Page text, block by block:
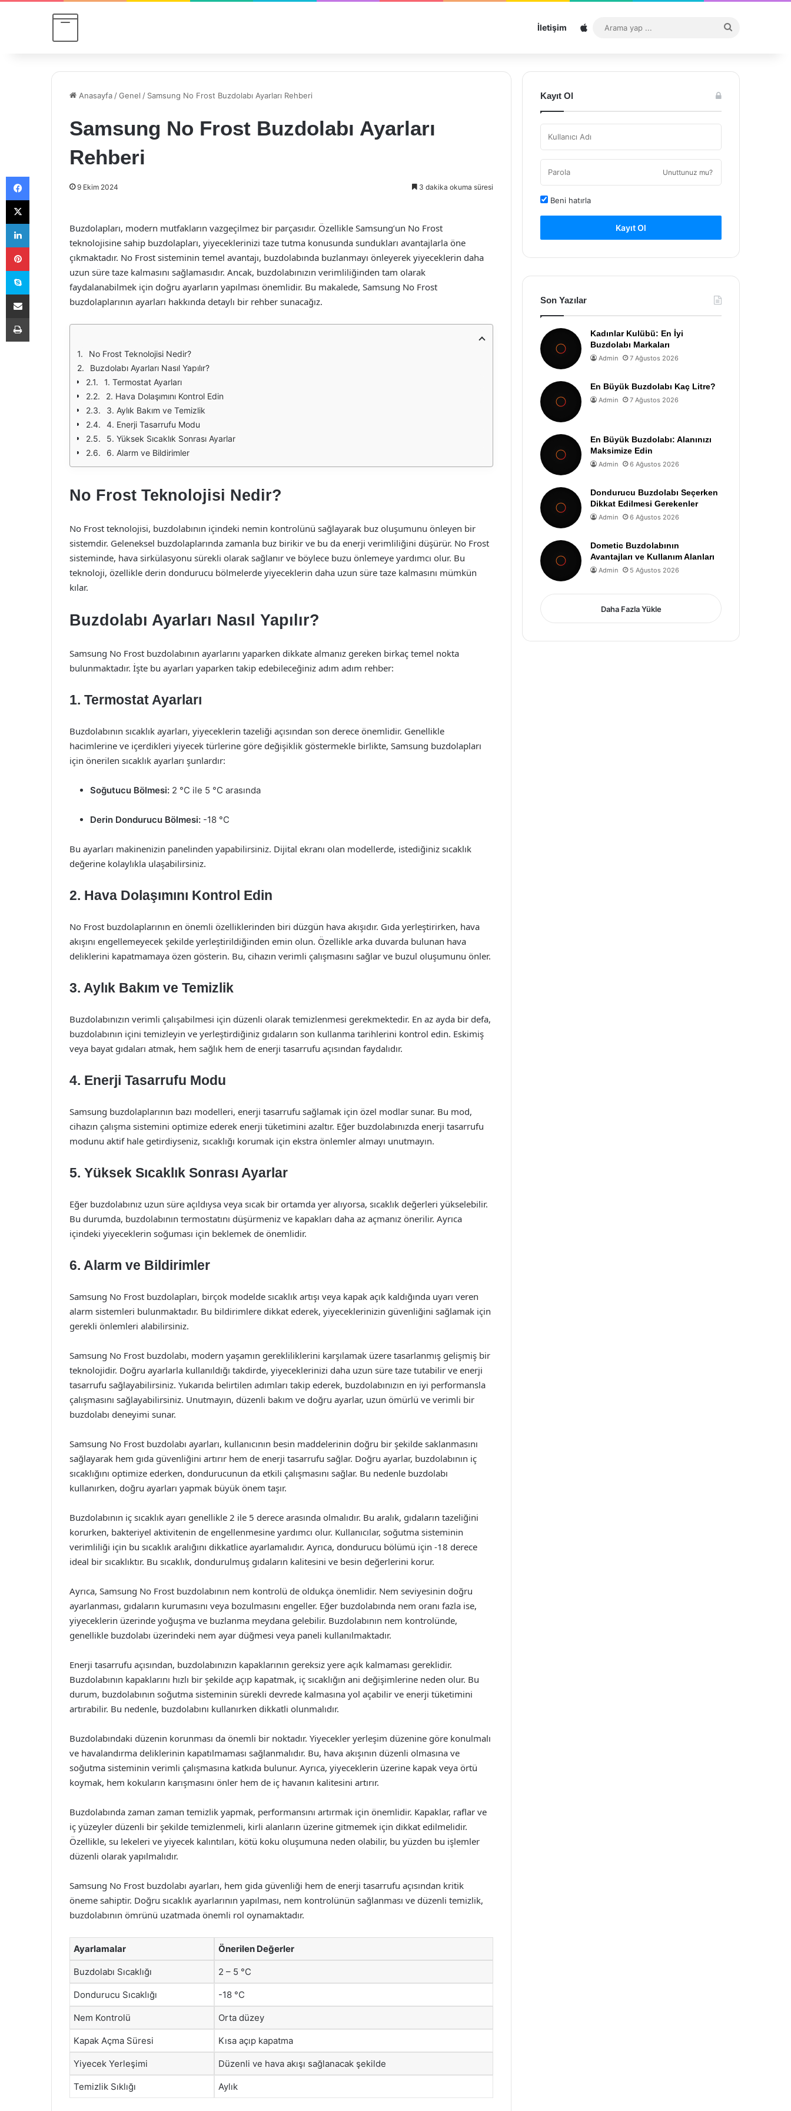
İletişim Sitemap
...
Anasayfa /Genel / Samsung No Frost Buzdolabı Ayarları Rehberi
Samsung No Frost Buzdolabı Ayarları
Rehberi
9 Ekim 2024 3 dakika okuma süresi
Buzdolapları, modern mutfakların vazgeçilmez bir parçasıdır. Özellikle Samsung’un No Frost
teknolojisine sahip buzdolapları, yiyeceklerinizi taze tutma konusunda sundukları avantajlarla öne
çıkmaktadır. No Frost sisteminin temel avantajı, buzdolabında buzlanmayı önleyerek yiyeceklerin daha
uzun süre taze kalmasını sağlamasıdır. Ancak, buzdolabınızın verimliliğinden tam olarak
faydalanabilmek için doğru ayarların yapılması önemlidir. Bu makalede, Samsung No Frost
buzdolaplarının ayarları hakkında detaylı bir rehber sunacağız.
No Frost Teknolojisi Nedir?
Buzdolabı Ayarları Nasıl Yapılır?
1. Termostat Ayarları
2. Hava Dolaşımını Kontrol Edin
3. Aylık Bakım ve Temizlik
4. Enerji Tasarrufu Modu
5. Yüksek Sıcaklık Sonrası Ayarlar
6. Alarm ve Bildirimler
No Frost Teknolojisi Nedir?
No Frost teknolojisi, buzdolabının içindeki nemin kontrolünü sağlayarak buz oluşumunu önleyen bir
sistemdir. Geleneksel buzdolaplarında zamanla buz birikir ve bu da enerji verimliliğini düşürür. No Frost
sisteminde, hava sirkülasyonu sürekli olarak sağlanır ve böylece buzu önlemeye yardımcı olur. Bu
teknoloji, özellikle derin dondurucu bölmelerde yiyeceklerin daha uzun süre taze kalmasını mümkün
kılar.
Buzdolabı Ayarları Nasıl Yapılır?
Samsung No Frost buzdolabının ayarlarını yaparken dikkate almanız gereken birkaç temel nokta
bulunmaktadır. İşte bu ayarları yaparken takip edebileceğiniz adım adım rehber:
1. Termostat Ayarları
Buzdolabının sıcaklık ayarları, yiyeceklerin tazeliği açısından son derece önemlidir. Genellikle
hacimlerine ve içerdikleri yiyecek türlerine göre değişiklik göstermekle birlikte, Samsung buzdolapları
için önerilen sıcaklık ayarları şunlardır:
Soğutucu Bölmesi: 2 °C ile 5 °C arasında
Derin Dondurucu Bölmesi: -18 °C
Bu ayarları makinenizin panelinden yapabilirsiniz. Dijital ekranı olan modellerde, istediğiniz sıcaklık
değerine kolaylıkla ulaşabilirsiniz.
2. Hava Dolaşımını Kontrol Edin
No Frost buzdolaplarının en önemli özelliklerinden biri düzgün hava akışıdır. Gıda yerleştirirken, hava
akışını engellemeyecek şekilde yerleştirildiğinden emin olun. Özellikle arka duvarda bulunan hava
deliklerini kapatmamaya özen gösterin. Bu, cihazın verimli çalışmasını sağlar ve buzul oluşumunu önler.
3. Aylık Bakım ve Temizlik
Buzdolabınızın verimli çalışabilmesi için düzenli olarak temizlenmesi gerekmektedir. En az ayda bir defa,
buzdolabının içini temizleyin ve yerleştirdiğiniz gıdaların son kullanma tarihlerini kontrol edin. Eskimiş
veya bayat gıdaları atmak, hem sağlık hem de enerji tasarrufu açısından faydalıdır.
4. Enerji Tasarrufu Modu
Samsung buzdolaplarının bazı modelleri, enerji tasarrufu sağlamak için özel modlar sunar. Bu mod,
cihazın çalışma sistemini optimize ederek enerji tüketimini azaltır. Eğer buzdolabınızda enerji tasarrufu
modunu aktif hale getirdiyseniz, sıcaklığı korumak için ekstra önlemler almayı unutmayın.
5. Yüksek Sıcaklık Sonrası Ayarlar
Eğer buzdolabınız uzun süre açıldıysa veya sıcak bir ortamda yer alıyorsa, sıcaklık değerleri yükselebilir.
Bu durumda, buzdolabının termostatını düşürmeniz ve kapakları daha az açmanız önerilir. Ayrıca
içindeki yiyeceklerin soğuması için beklemek de önemlidir.
6. Alarm ve Bildirimler
Samsung No Frost buzdolapları, birçok modelde sıcaklık artışı veya kapak açık kaldığında uyarı veren
alarm sistemleri bulunmaktadır. Bu bildirimlere dikkat ederek, yiyeceklerinizin güvenliğini sağlamak için
gerekli önlemleri alabilirsiniz.
Samsung No Frost buzdolabı, modern yaşamın gerekliliklerini karşılamak üzere tasarlanmış gelişmiş bir
teknolojidir. Doğru ayarlarla kullanıldığı takdirde, yiyeceklerinizi daha uzun süre taze tutabilir ve enerji
tasarrufu sağlayabilirsiniz. Yukarıda belirtilen adımları takip ederek, buzdolabınızın en iyi performansla
çalışmasını sağlayabilirsiniz. Unutmayın, düzenli bakım ve doğru ayarlar, uzun ömürlü ve verimli bir
buzdolabı deneyimi sunar.
Samsung No Frost buzdolabı ayarları, kullanıcının besin maddelerinin doğru bir şekilde saklanmasını
sağlayarak hem gıda güvenliğini artırır hem de enerji tasarrufu sağlar. Doğru ayarlar, buzdolabının iç
sıcaklığını optimize ederken, dondurucunun da etkili çalışmasını sağlar. Bu nedenle buzdolabı
kullanırken, doğru ayarları yapmak büyük önem taşır.
Buzdolabının iç sıcaklık ayarı genellikle 2 ile 5 derece arasında olmalıdır. Bu aralık, gıdaların tazeliğini
korurken, bakteriyel aktivitenin de engellenmesine yardımcı olur. Kullanıcılar, soğutma sisteminin
verimliliği için bu sıcaklık aralığını dikkatlice ayarlamalıdır. Ayrıca, dondurucu bölümü için -18 derece
ideal bir sıcaklıktır. Bu sıcaklık, dondurulmuş gıdaların kalitesini ve besin değerlerini korur.
Ayrıca, Samsung No Frost buzdolabının nem kontrolü de oldukça önemlidir. Nem seviyesinin doğru
ayarlanması, gıdaların kurumasını veya bozulmasını engeller. Eğer buzdolabında nem oranı fazla ise,
yiyeceklerin üzerinde yoğuşma ve buzlanma meydana gelebilir. Buzdolabının nem kontrolünde,
genellikle buzdolabı üzerindeki nem ayar düğmesi veya paneli kullanılmaktadır.
Enerji tasarrufu açısından, buzdolabınızın kapaklarının gereksiz yere açık kalmaması gereklidir.
Buzdolabının kapaklarını hızlı bir şekilde açıp kapatmak, iç sıcaklığın ani değişimlerine neden olur. Bu
durum, buzdolabının soğutma sisteminin sürekli devrede kalmasına yol açabilir ve enerji tüketimini
artırabilir. Bu nedenle, buzdolabını kullanırken dikkatli olunmalıdır.
Buzdolabındaki düzenin korunması da önemli bir noktadır. Yiyecekler yerleşim düzenine göre konulmalı
ve havalandırma deliklerinin kapatılmaması sağlanmalıdır. Bu, hava akışının düzenli olmasına ve
soğutma sisteminin verimli çalışmasına katkıda bulunur. Ayrıca, yiyeceklerin üzerine kapak veya örtü
koymak, hem kokuların karışmasını önler hem de iç havanın kalitesini artırır.
Buzdolabında zaman zaman temizlik yapmak, performansını artırmak için önemlidir. Kapaklar, raflar ve
iç yüzeyler düzenli bir şekilde temizlenmeli, kirli alanların üzerine gitmemek için dikkat edilmelidir.
Özellikle, su lekeleri ve yiyecek kalıntıları, kötü koku oluşumuna neden olabilir, bu yüzden bu işlemler
düzenli olarak yapılmalıdır.
Samsung No Frost buzdolabı ayarları, hem gida güvenliği hem de enerji tasarrufu açısından kritik
öneme sahiptir. Doğru sıcaklık ayarlarının yapılması, nem kontrolünün sağlanması ve düzenli temizlik,
buzdolabının ömrünü uzatmada önemli rol oynamaktadır.
Ayarlamalar Önerilen Değerler
Buzdolabı Sıcaklığı 2 – 5 °C
Dondurucu Sıcaklığı -18 °C
Nem Kontrolü Orta düzey
Kapak Açma Süresi Kısa açıp kapatma
Yiyecek Yerleşimi Düzenli ve hava akışı sağlanacak şekilde
Temizlik Sıklığı Aylık
Kayıt Ol
Unuttunuz mu?
Beni hatırla
Kayıt Ol
Son Yazılar
Kadınlar Kulübü: En İyi
Buzdolabı Markaları
Admin 7 Ağustos 2026
En Büyük Buzdolabı Kaç Litre?
Admin 7 Ağustos 2026
En Büyük Buzdolabı: Alanınızı
Maksimize Edin
Admin 6 Ağustos 2026
Dondurucu Buzdolabı Seçerken
Dikkat Edilmesi Gerekenler
Admin 6 Ağustos 2026
Dometic Buzdolabının
Avantajları ve Kullanım Alanları
Admin 5 Ağustos 2026
Daha Fazla Yükle
Facebook
X
LinkedIn
Pinterest
Skype
E-Posta ile paylaş